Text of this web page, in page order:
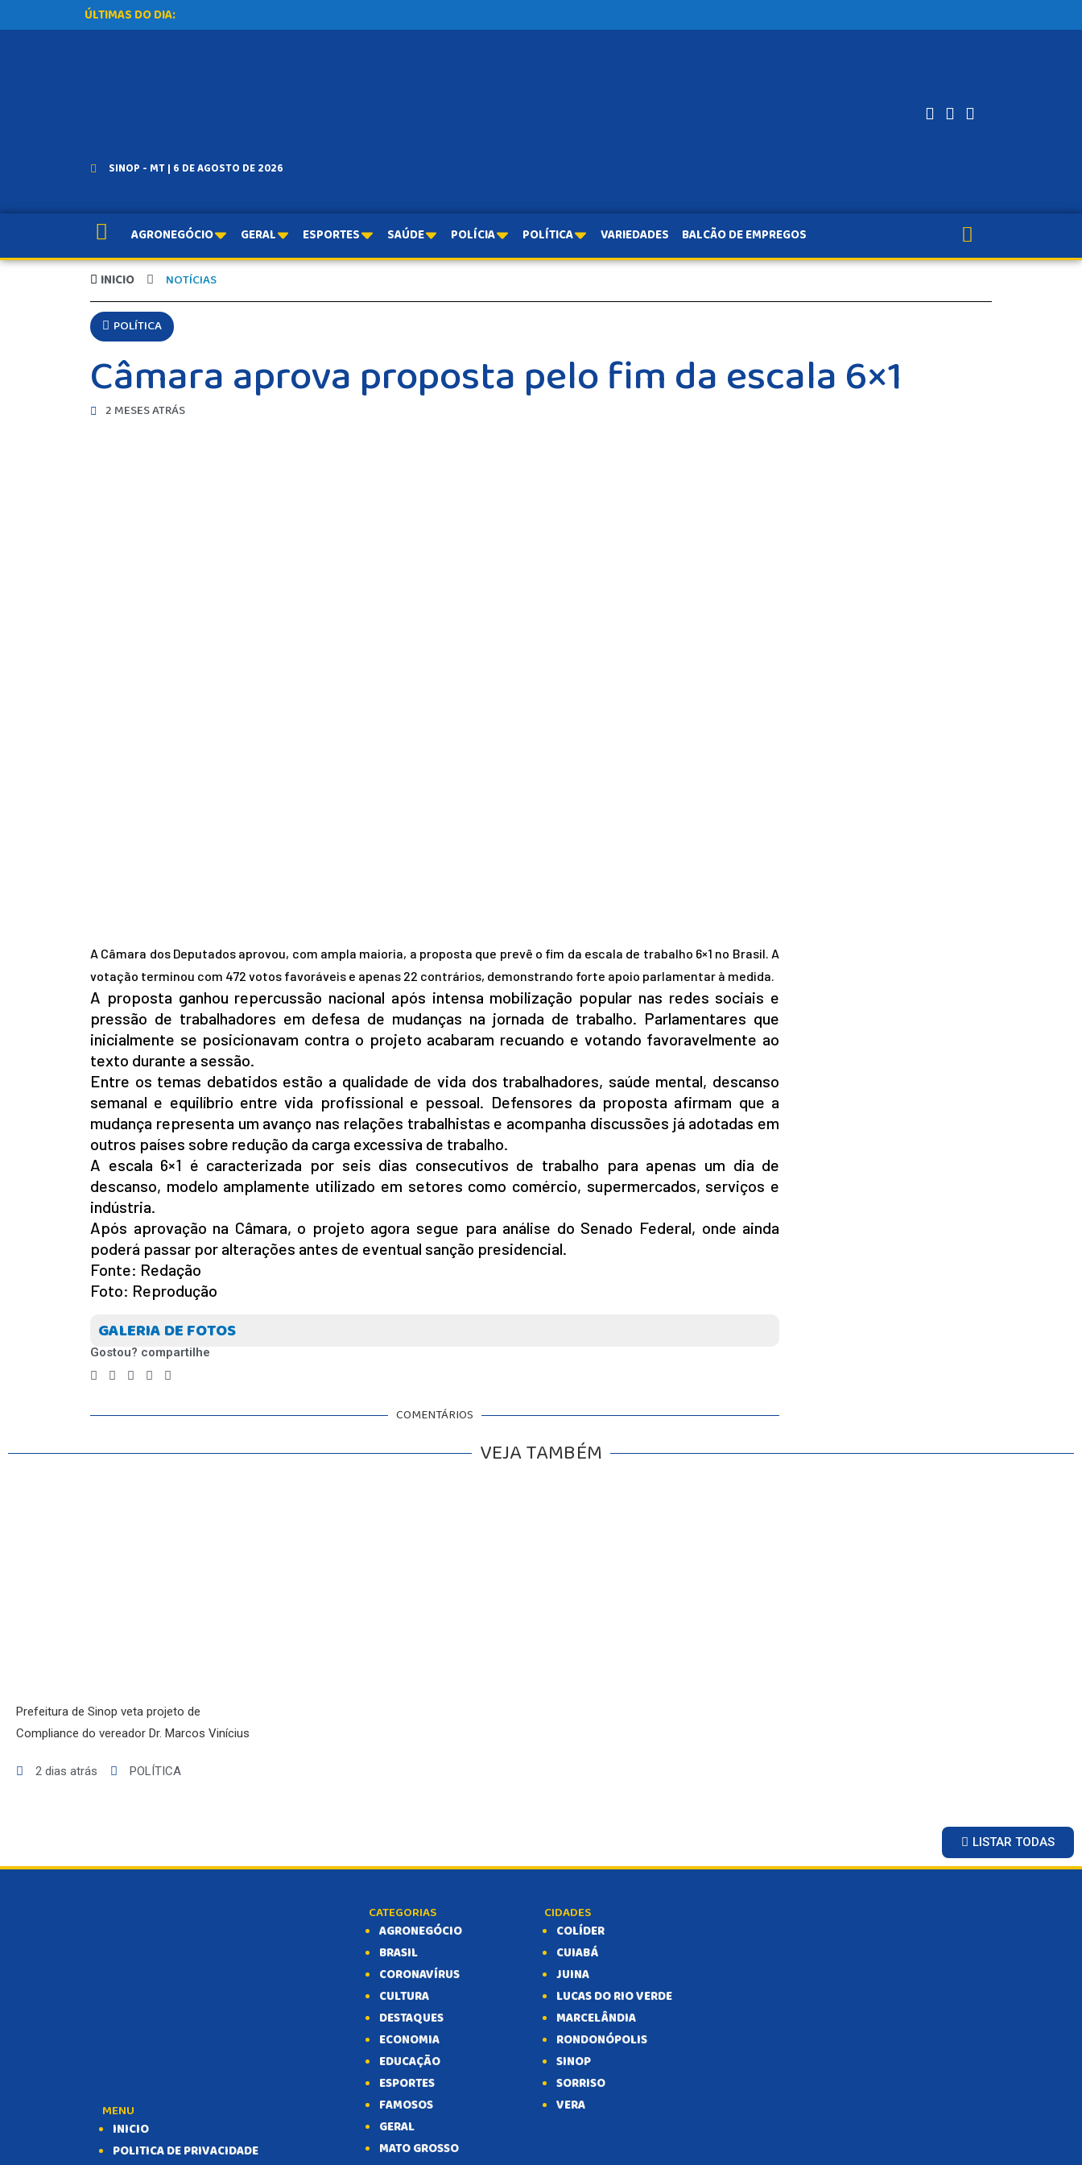
ÚLTIMAS DO DIA:
SINOP - MT | 6 DE AGOSTO DE 2026
AGRONEGÓCIO GERAL ESPORTES SAÚDE POLÍCIA POLÍTICA VARIEDADES BALCÃO DE EMPREGOS
INICIO NOTÍCIAS
POLÍTICA
Câmara aprova proposta pelo fim da escala 6×1
2 MESES ATRÁS
A Câmara dos Deputados aprovou, com ampla maioria, a proposta que prevê o fim da escala de trabalho 6×1 no Brasil. A
votação terminou com 472 votos favoráveis e apenas 22 contrários, demonstrando forte apoio parlamentar à medida.
A proposta ganhou repercussão nacional após intensa mobilização popular nas redes sociais e
pressão de trabalhadores em defesa de mudanças na jornada de trabalho. Parlamentares que
inicialmente se posicionavam contra o projeto acabaram recuando e votando favoravelmente ao
texto durante a sessão.
Entre os temas debatidos estão a qualidade de vida dos trabalhadores, saúde mental, descanso
semanal e equilíbrio entre vida profissional e pessoal. Defensores da proposta afirmam que a
mudança representa um avanço nas relações trabalhistas e acompanha discussões já adotadas em
outros países sobre redução da carga excessiva de trabalho.
A escala 6×1 é caracterizada por seis dias consecutivos de trabalho para apenas um dia de
descanso, modelo amplamente utilizado em setores como comércio, supermercados, serviços e
indústria.
Após aprovação na Câmara, o projeto agora segue para análise do Senado Federal, onde ainda
poderá passar por alterações antes de eventual sanção presidencial.
Fonte: Redação
Foto: Reprodução
GALERIA DE FOTOS
Gostou? compartilhe
COMENTÁRIOS
VEJA TAMBÉM
Prefeitura de Sinop veta projeto de
Compliance do vereador Dr. Marcos Vinícius
2 dias atrás POLÍTICA
LISTAR TODAS
MENU
INICIO
POLITICA DE PRIVACIDADE
CATEGORIAS
AGRONEGÓCIO
BRASIL
CORONAVÍRUS
CULTURA
DESTAQUES
ECONOMIA
EDUCAÇÃO
ESPORTES
FAMOSOS
GERAL
MATO GROSSO
CIDADES
COLÍDER
CUIABÁ
JUINA
LUCAS DO RIO VERDE
MARCELÂNDIA
RONDONÓPOLIS
SINOP
SORRISO
VERA
POLÍCIA